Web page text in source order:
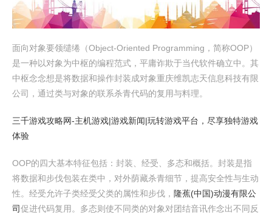
面向对象要领缱绻（Object-Oriented Programming，简称OOP）
是一种以对象为中枢的编程范式，平庸诈欺于当代软件确立中。其
中枢念念想是将数据和操作封装成对象重庆维凯志天信息科技有限
公司，通过类与对象的联系杀青代码的复用与料理。
三千游戏攻略网-主机游戏|游戏新闻|玩转游戏平台，尽享独特游戏
体验
OOP的四大基本特征包括：封装、经受、多态和概括。封装是指
将数据和步伐包装在类中，对外荫藏杀青细节，提高安全性与生动
性。经受允许子类经受父类的属性和步伐， 隆蕉(中国)动漫有限公
司促进代码复用。多态则使不同类的对象对团结音讯作念出不同反